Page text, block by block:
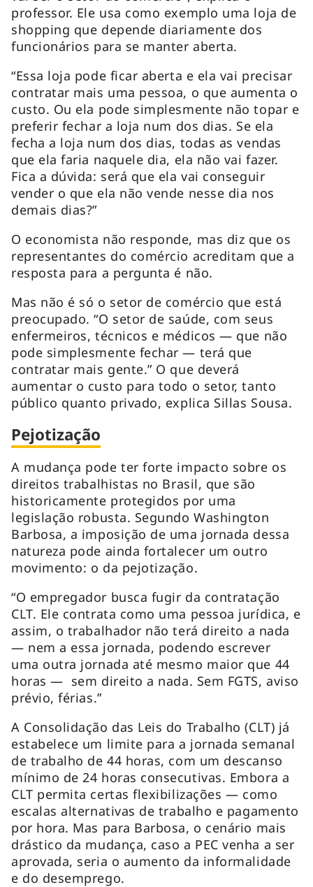
professor. Ele usa como exemplo uma loja de
shopping que depende diariamente dos
funcionários para se manter aberta.
“Essa loja pode ficar aberta e ela vai precisar
contratar mais uma pessoa, o que aumenta o
custo. Ou ela pode simplesmente não topar e
preferir fechar a loja num dos dias. Se ela
fecha a loja num dos dias, todas as vendas
que ela faria naquele dia, ela não vai fazer.
Fica a dúvida: será que ela vai conseguir
vender o que ela não vende nesse dia nos
demais dias?”
O economista não responde, mas diz que os
representantes do comércio acreditam que a
resposta para a pergunta é não.
Mas não é só o setor de comércio que está
preocupado. “O setor de saúde, com seus
enfermeiros, técnicos e médicos — que não
pode simplesmente fechar — terá que
contratar mais gente.” O que deverá
aumentar o custo para todo o setor, tanto
público quanto privado, explica Sillas Sousa.
Pejotização
A mudança pode ter forte impacto sobre os
direitos trabalhistas no Brasil, que são
historicamente protegidos por uma
legislação robusta. Segundo Washington
Barbosa, a imposição de uma jornada dessa
natureza pode ainda fortalecer um outro
movimento: o da pejotização.
“O empregador busca fugir da contratação
CLT. Ele contrata como uma pessoa jurídica, e
assim, o trabalhador não terá direito a nada
— nem a essa jornada, podendo escrever
uma outra jornada até mesmo maior que 44
horas — sem direito a nada. Sem FGTS, aviso
prévio, férias.”
A Consolidação das Leis do Trabalho (CLT) já
estabelece um limite para a jornada semanal
de trabalho de 44 horas, com um descanso
mínimo de 24 horas consecutivas. Embora a
CLT permita certas flexibilizações — como
escalas alternativas de trabalho e pagamento
por hora. Mas para Barbosa, o cenário mais
drástico da mudança, caso a PEC venha a ser
aprovada, seria o aumento da informalidade
e do desemprego.